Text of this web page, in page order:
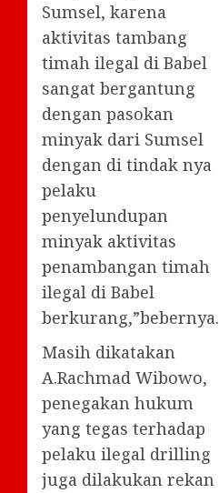
Sumsel, karena
aktivitas tambang
timah ilegal di Babel
sangat bergantung
dengan pasokan
minyak dari Sumsel
dengan di tindak nya
pelaku
penyelundupan
minyak aktivitas
penambangan timah
ilegal di Babel
berkurang,”bebernya.
Masih dikatakan
A.Rachmad Wibowo,
penegakan hukum
yang tegas terhadap
pelaku ilegal drilling
juga dilakukan rekan